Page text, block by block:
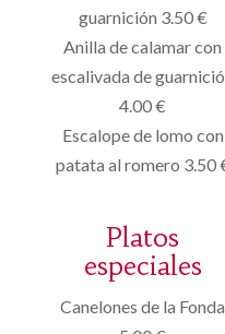
guarnición 3.50 €
Anilla decalamar con
escalivada de
4.00 €
Escalopede lomo con
patata al romero 3.50
Platos
especiales
Canelones de la Fonda